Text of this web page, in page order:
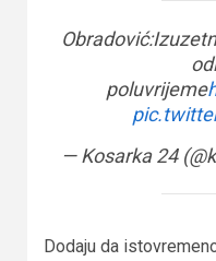
poluvrijeme
— Kosarka 24
Dodaju da